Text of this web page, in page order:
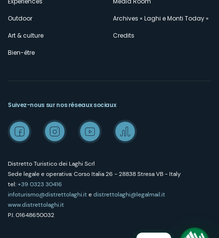
Outdoor
Art & culture
Bien-être
Archives « Laghi e Monti Today »
Credits
Distretto Turistico dei Laghi Scrl
Sede legale e operativa: Corso Italia 26 - 28838 Stresa VB - Italy
tel:+39 0323 30416
infoturismo@distrettolaghi.itedistrettolaghi@legalmail.it
www.distrettolaghi.it
P.I. 01648650032
Suivez-nous sur nos réseaux sociaux